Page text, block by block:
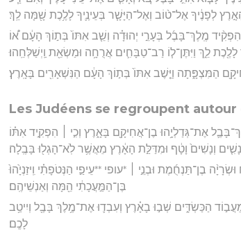
לְפָנֶ֔יךָ אֶל־ט֨וֹב וְאֶל־הַיָּשָׁ֧ר בְּעֵינֶ֛יךָ לָלֶ֥כֶת שָׁ֖מָּה לֵֽךְ׃
מֶֽלֶךְ־בָּבֶ֜ל בְּעָרֵ֣י יְהוּדָ֗ה וְשֵׁ֤ב אִתּוֹ֙ בְּת֣וֹךְ הָעָ֔ם א֠וֹ
לָלֶ֖כֶת לֵ֑ךְ וַיִּתֶּן־ל֧וֹ רַב־טַבָּחִ֛ים אֲרֻחָ֥ה וּמַשְׂאֵ֖ת וַֽיְשַׁלְּחֵֽהוּ׃
הַמִּצְפָּ֑תָה וַיֵּ֤שֶׁב אִתּוֹ֙ בְּת֣וֹךְ הָעָ֔ם הַנִּשְׁאָרִ֖ים בָּאָֽרֶץ׃
Les Judéens se regroupent autour
אֶת־גְּדַלְיָ֥הוּ בֶן־אֲחִיקָ֖ם בָּאָ֑רֶץ וְכִ֣י ׀ הִפְקִ֣יד אִתּ֗וֹ
וְנָשִׁים֙ וָטָ֔ף וּמִדַּלַּ֣ת הָאָ֔רֶץ מֵאֲשֶׁ֥ר לֹֽא־הָגְל֖וּ בָּבֶֽלָה׃
בֶן־תַּנְחֻ֜מֶת וּבְנֵ֣י ׀ *עופי **עֵיפַ֣י הַנְּטֹפָתִ֗י וִֽיזַנְיָ֙הוּ֙
בֶּן־הַמַּ֣עֲכָתִ֔י הֵ֖מָּה וְאַנְשֵׁיהֶֽם׃
הַכַּשְׂדִּ֑ים שְׁב֣וּ בָאָ֗רֶץ וְעִבְד֛וּ אֶת־מֶ֥לֶךְ בָּבֶ֖ל וְיִיטַ֥ב
לָכֶֽם׃